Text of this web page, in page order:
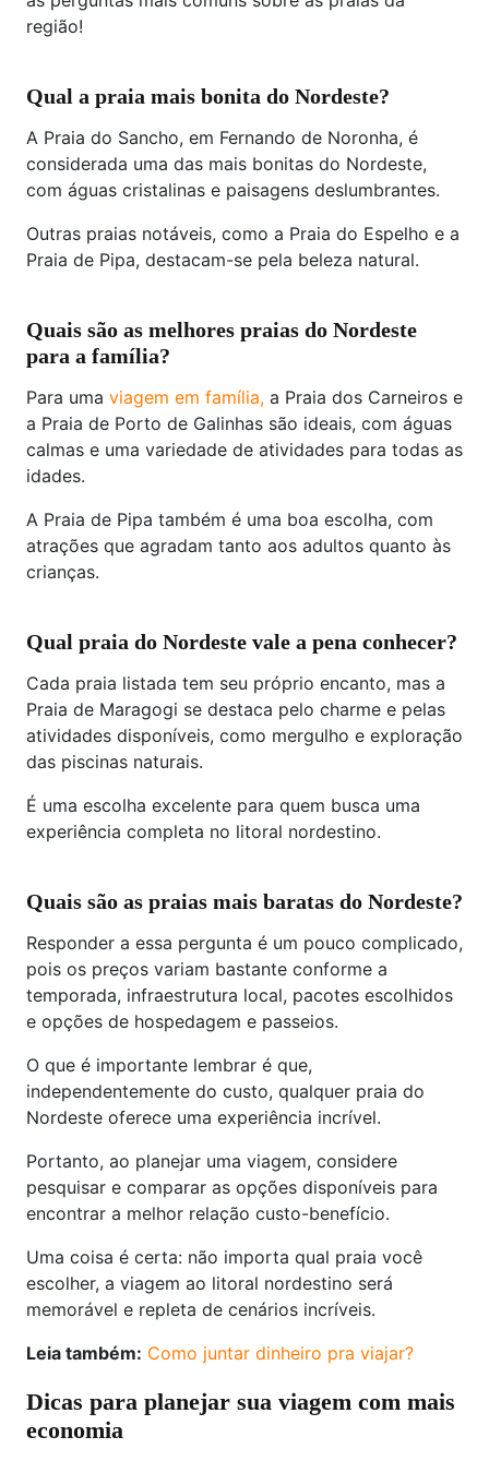
região!
Qual a praia mais bonita do Nordeste?
A Praia do Sancho, em Fernando de Noronha, é
considerada uma das mais bonitas do Nordeste,
com águas cristalinas e paisagens deslumbrantes.
Outras praias notáveis, como a Praia do Espelho e a
Praia de Pipa, destacam-se pela beleza natural.
Quais são as melhores praias do Nordeste
para a família?
Para uma viagem em família, a Praia dos Carneiros e
a Praia de Porto de Galinhas são ideais, com águas
calmas e uma variedade de atividades para todas as
idades.
A Praia de Pipa também é uma boa escolha, com
atrações que agradam tanto aos adultos quanto às
crianças.
Qual praia do Nordeste vale a pena conhecer?
Cada praia listada tem seu próprio encanto, mas a
Praia de Maragogi se destaca pelo charme e pelas
atividades disponíveis, como mergulho e exploração
das piscinas naturais.
É uma escolha excelente para quem busca uma
experiência completa no litoral nordestino.
Quais são as praias mais baratas do Nordeste?
Responder a essa pergunta é um pouco complicado,
pois os preços variam bastante conforme a
temporada, infraestrutura local, pacotes escolhidos
e opções de hospedagem e passeios.
O que é importante lembrar é que,
independentemente do custo, qualquer praia do
Nordeste oferece uma experiência incrível.
Portanto, ao planejar uma viagem, considere
pesquisar e comparar as opções disponíveis para
encontrar a melhor relação custo-benefício.
Uma coisa é certa: não importa qual praia você
escolher, a viagem ao litoral nordestino será
memorável e repleta de cenários incríveis.
Leia também: Como juntar dinheiro pra viajar?
Dicas para planejar sua viagem com mais
economia